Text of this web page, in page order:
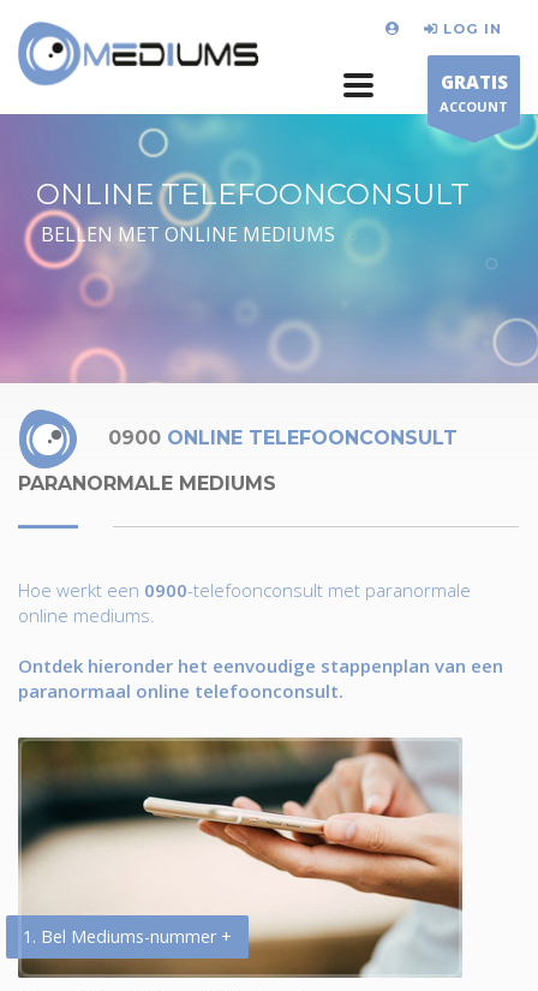
LOG IN
GRATIS
ACCOUNT
ONLINE TELEFOONCONSULT
BELLEN MET ONLINE MEDIUMS
0900 ONLINE TELEFOONCONSULT
PARANORMALE MEDIUMS
Hoe werkt een 0900-telefoonconsult met paranormale
online mediums.
Ontdek hieronder het eenvoudige stappenplan van een
paranormaal online telefoonconsult.
1. Bel Mediums-nummer +